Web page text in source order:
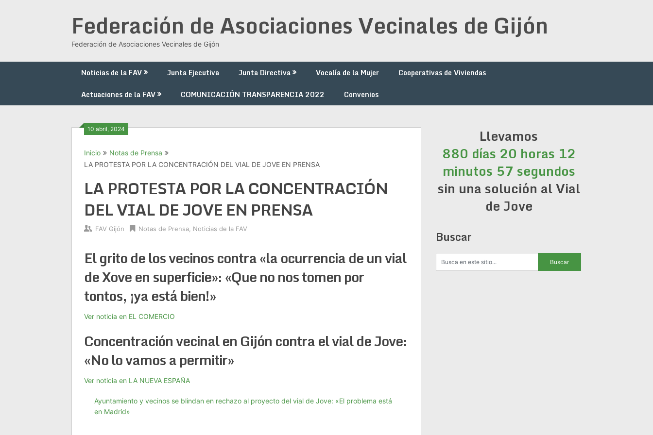
Federación de Asociaciones Vecinales de Gijón
Federación de Asociaciones Vecinales de Gijón
Noticias de la FAV Junta Ejecutiva Junta Directiva Vocalía de la Mujer
Cooperativas de Viviendas
Actuaciones de la FAV
COMUNICACIÓN TRANSPARENCIA 2022 Convenios
10 abril, 2024
Inicio
Notas de Prensa
LA PROTESTA POR LA CONCENTRACIÓN DEL VIAL DE JOVE EN PRENSA
LA PROTESTA POR LA CONCENTRACIÓN
DEL VIAL DE JOVE EN PRENSA
FAV Gijón Notas de Prensa Noticias de la FAV
El grito de los vecinos contra «la ocurrencia de un vial
de Xove en superficie»: «Que no nos tomen por
tontos, ¡ya está bien!»
Ver noticia en EL COMERCIO
Concentración vecinal en Gijón contra el vial de Jove:
«No lo vamos a permitir»
Ver noticia en LA NUEVA ESPAÑA
Ayuntamiento y vecinos se blindan en rechazo al proyecto del vial de Jove: «El problema está
en Madrid»
Llevamos
880 días 20 horas 12
minutos 57 segundos
sin una solución al Vial
de Jove
Buscar